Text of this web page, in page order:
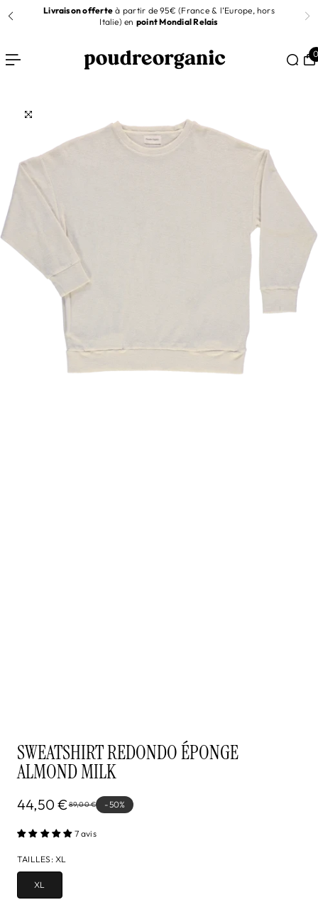
AU CONTENULivraison offerte à partir de 95€ (France & l’Europe, hors
Italie) en point Mondial Relais
SWEATSHIRT REDONDO ÉPONGE
ALMOND MILK
44,50 €89,00 € -50%
7 avis
TAILLES : XL
XL